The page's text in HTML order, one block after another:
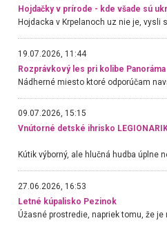
Hojdačky v prírode - kde všade sú
19.07.2026, 11:44
Rozprávkový les pri kolibe Panoráma
09.07.2026, 15:15
Vnútorné detské ihrisko
27.06.2026, 16:53
Letné kúpalisko Pezinok